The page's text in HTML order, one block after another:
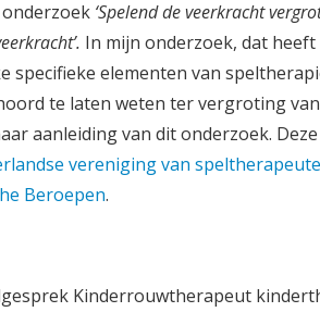
‘Spelend de veerkracht
In mijn onderzoek, dat heeft
specifieke elementen van
te laten weten ter vergroting
aanleiding van dit onderzoek. Deze
vereniging van
Beroepen.